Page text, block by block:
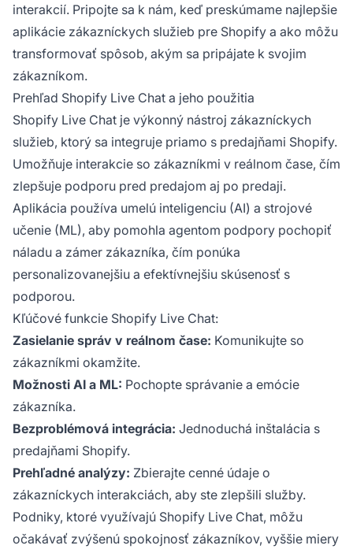
interakcií. Pripojte sa k nám, keď preskúmame najlepšie
aplikácie zákazníckych služieb pre Shopify a ako môžu
transformovať spôsob, akým sa pripájate k svojim
zákazníkom.
Prehľad Shopify Live Chat a jeho použitia
Shopify Live Chat je výkonný nástroj zákazníckych
služieb, ktorý sa integruje priamo s predajňami Shopify.
Umožňuje interakcie so zákazníkmi v reálnom čase, čím
zlepšuje podporu pred predajom aj po predaji.
Aplikácia používa umelú inteligenciu (AI) a strojové
učenie (ML), aby pomohla agentom podpory pochopiť
náladu a zámer zákazníka, čím ponúka
personalizovanejšiu a efektívnejšiu skúsenosť s
podporou.
Kľúčové funkcie Shopify Live Chat:
Zasielanie správ v reálnom čase: Komunikujte so
zákazníkmi okamžite.
Možnosti AI a ML: Pochopte správanie a emócie
zákazníka.
Bezproblémová integrácia: Jednoduchá inštalácia s
predajňami Shopify.
Prehľadné analýzy: Zbierajte cenné údaje o
zákazníckych interakciách, aby ste zlepšili služby.
Podniky, ktoré využívajú Shopify Live Chat, môžu
očakávať zvýšenú spokojnosť zákazníkov, vyššie miery